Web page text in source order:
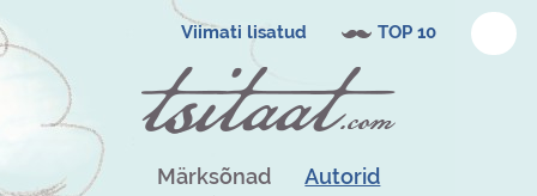
Viimati lisatud TOP 10
Märksõnad Autorid